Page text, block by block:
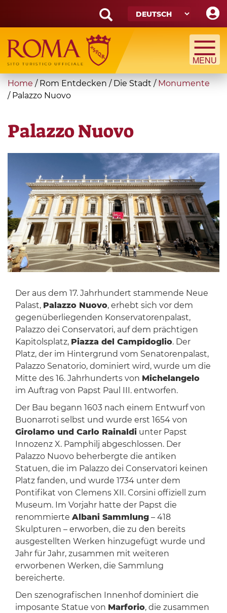
main
content
Search
form
Suche
You
are
Home / Rom Entdecken / Die Stadt / Monumente
/ Palazzo Nuovo
Palazzo Nuovo
Der aus dem 17. Jahrhundert stammende Neue
Palast, Palazzo Nuovo, erhebt sich vor dem
gegenüberliegenden Konservatorenpalast,
Palazzo dei Conservatori, auf dem prächtigen
Kapitolsplatz, Piazza del Campidoglio. Der
Platz, der im Hintergrund vom Senatorenpalast,
Palazzo Senatorio, dominiert wird, wurde um die
Mitte des 16. Jahrhunderts von Michelangelo
im Auftrag von Papst Paul III. entworfen.
Der Bau begann 1603 nach einem Entwurf von
Buonarroti selbst und wurde erst 1654 von
Girolamo und Carlo Rainaldiunter Papst
Innozenz X. Pamphilj abgeschlossen. Der
Palazzo Nuovo beherbergte die antiken
Statuen, die im Palazzo dei Conservatori keinen
Platz fanden, und wurde 1734 unter dem
Pontifikat von Clemens XII. Corsini offiziell zum
Museum. Im Vorjahr hatte der Papst die
renommierte Albani Sammlung– 418
Skulpturen – erworben, die zu den bereits
ausgestellten Werken hinzugefügt wurde und
Jahr für Jahr, zusammen mit weiteren
erworbenen Werken, die Sammlung
bereicherte.
Den szenografischen Innenhof dominiert die
imposante Statue von Marforio, die zusammen